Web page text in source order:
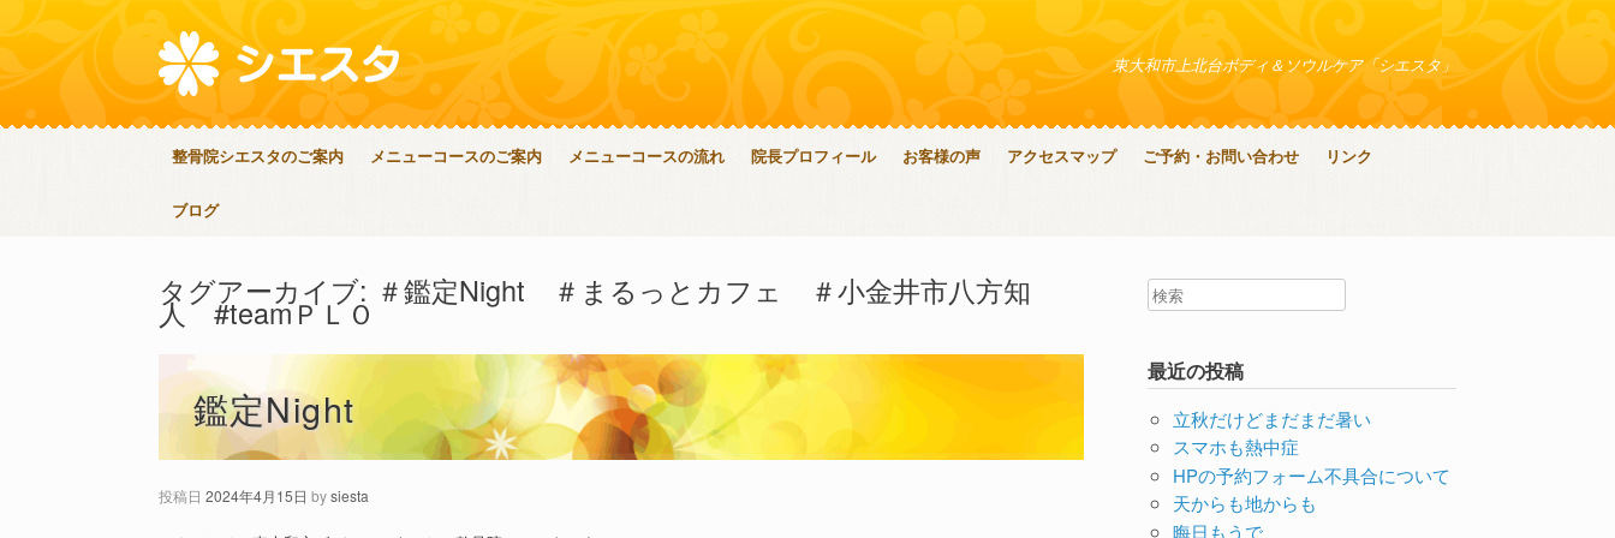
東大和市上北台ボディ＆ソウルケア「シエスタ」
整骨院シエスタのご案内 メニューコースのご案内 メニューコースの流れ 院長プロフィール お客様の声 アクセスマップ ご予約・お問い合わせ リンク
ブログ
タグアーカイブ: ＃鑑定Night ＃まるっとカフェ ＃小金井市八方知
人 #teamＰＬＯ
鑑定Night
投稿日 2024年4月15日 bysiesta
最近の投稿
立秋だけどまだまだ暑い
スマホも熱中症
HPの予約フォーム不具合について
天からも地からも
晦日もうで